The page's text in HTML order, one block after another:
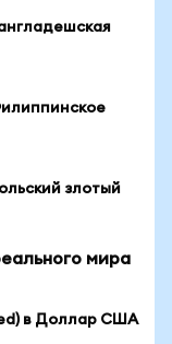
злотый
мира
в Доллар США